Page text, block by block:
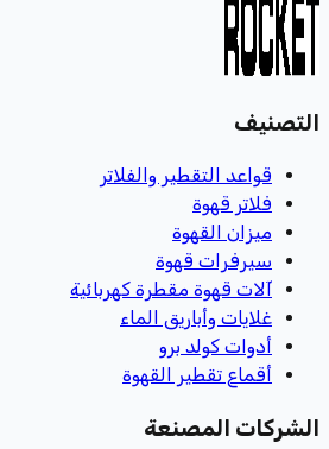
التصنيف
قواعد التقطير والفلاتر
فلاتر قهوة
ميزان القهوة
سيرفرات قهوة
آلات قهوة مقطرة كهربائية
غلايات وأباريق الماء
أدوات كولد برو
أقماع تقطير القهوة
الشركات المصنعة